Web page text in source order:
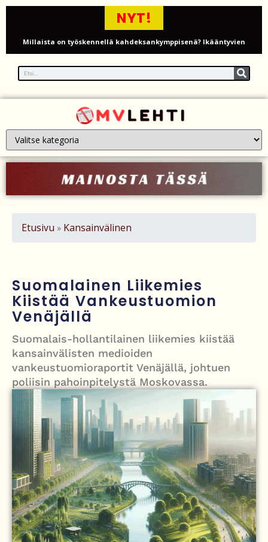
NYT!
Millaista on työskennellä kahdeksankymppisenä? Ikääntyvien
Iso-Britannia pysäytti Venäjän varjolaivaston öljytankkerin Englannin
kanaalissa – isku Putinin sotakassaan
Mies syytteessä, kun auto rysäytti läpi keilahallin seinän Derbyshiressä
New Yorkin NBA-mestaruusjuhlat riistäytyivät käsistä – teini ammuttiin
Nigel Farage vaatii ulkomaalaisten sulkemista pois sosiaalisesta
lentoasemalle
Justin Trudeau puolustautuu kritiikiltä – valitsi Katy Perryn
esiintymisen Kanadan MM-avauksen sijaan
Grenfellin tornon palo: yhdeksäs vuosipäivä erityisen raskas omaisille
Turistijuna kaatui Cártaman tapasjuhlilla – 17 loukkaantui Espanjassa
Etusivu » Kansainvälinen
Suomalainen Liikemies
Kiistää Vankeustuomion
Venäjällä
Suomalais-hollantilainen liikemies kiistää
kansainvälisten medioiden
vankeustuomioraportit Venäjällä, johtuen
poliisin pahoinpitelystä Moskovassa.